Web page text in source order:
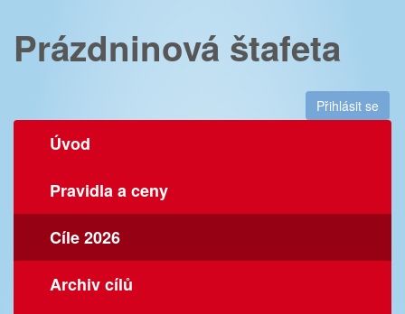
Prázdninová štafeta
Přihlásit se
Úvod
Pravidla a ceny
Cíle 2026
Archiv cílů